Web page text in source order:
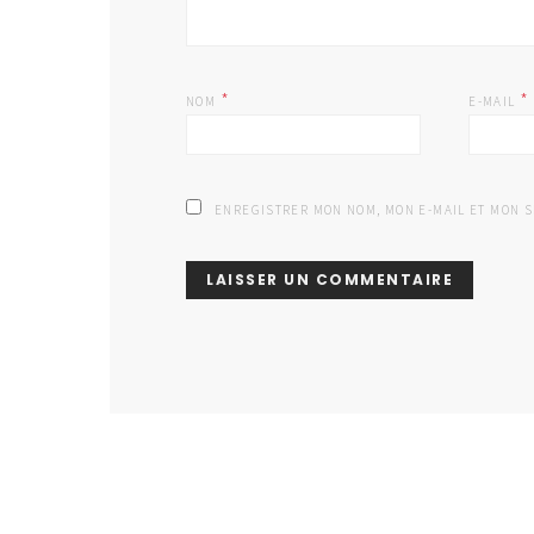
NOM * E-MAIL *
ENREGISTRER MON NOM, MON E-MAIL ET MON